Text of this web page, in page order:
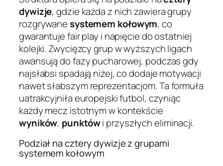
dywizje, gdzie każda z nich zawiera grupy
rozgrywanesystemem kołowym, co
gwarantuje fair play i napięcie do ostatniej
kolejki. Zwycięzcy grup w wyższych ligach
awansują do fazy pucharowej, podczas gdy
najsłabsi spadają niżej, co dodaje motywacji
nawet słabszym reprezentacjom. Ta formuła
uatrakcyjniła europejski futbol, czyniąc
każdy mecz istotnym w kontekście
wyników, punktówi przyszłych eliminacji.
Podział na cztery dywizje z grupami
systemem kołowym